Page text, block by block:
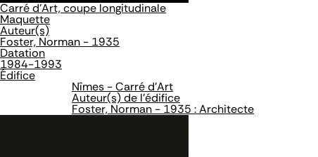
Carré d'Art, coupe longitudinale
Maquette
Auteur(s)
Foster, Norman - 1935
Datation
1984-1993
Édifice
Nîmes - Carré d'Art
Auteur(s) de l'édifice
Foster, Norman - 1935 : Architecte